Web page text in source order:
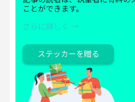
ことができます。
さらに詳しく →
ステッカーを贈る